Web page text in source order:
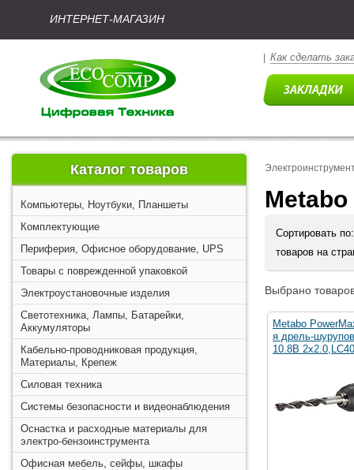
ИНТЕРНЕТ-МАГАЗИН
Как сделать
Каталог товаров
Компьютеры, Ноутбуки, Планшеты
Комплектующие
Периферия, Офисное оборудование, UPS
Товары с поврежденной упаковкой
Электроустановочные изделия
Светотехника, Лампы, Батарейки,
Аккумуляторы
Кабельно-проводниковая продукция,
Материалы, Крепеж
Силовая техника
Системы безопасности и видеонаблюдения
Оснастка и расходные материалы для
электро-бензоинструмента
Офисная мебель, сейфы, шкафы
Сортировать
товаров на
Выбрано
Metabo
я дрель-
10.8В 2х2.0,LC40